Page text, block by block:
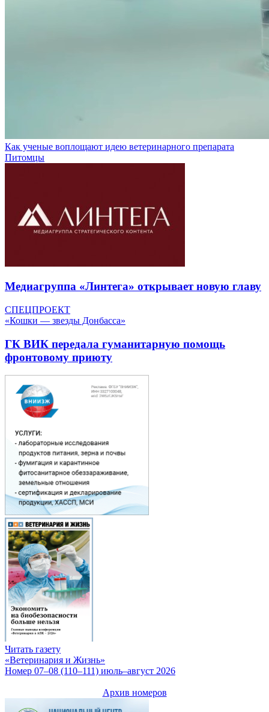
Как ученые воплощают идею ветеринарного препарата
Питомцы
Медиагруппа «Линтега» открывает новую главу
СПЕЦПРОЕКТ
«Кошки — звезды Донбасса»
ГК ВИК передала гуманитарную помощь
фронтовому приюту
Читать газету
«Ветеринария и Жизнь»
Номер 07–08 (110–111) июль–август 2026
Архив номеров